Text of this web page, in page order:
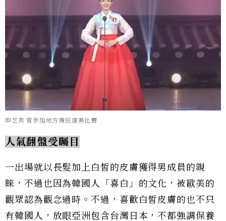
申芝燕 曾參加地方傳統選美比賽
人氣翻盤受矚目
一出場就以長髮加上白皙的皮膚獲得男成員的親
睞，不過也因為韓國人「喜白」的文化，被歐美的
觀眾認為觀念過時。不過，喜歡白皙皮膚的也不只
有韓國人，放眼亞洲包含台灣日本，不都強調保養